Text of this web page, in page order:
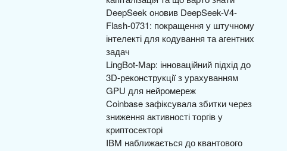
DeepSeek оновив DeepSeek-V4-
Flash-0731: покращення у штучному
інтелекті для кодування та агентних
задач
LingBot-Map: інноваційний підхід до
3D-реконструкції з урахуванням
GPU для нейромереж
Coinbase зафіксувала збитки через
зниження активності торгів у
криптосекторі
IBM наближається до квантового